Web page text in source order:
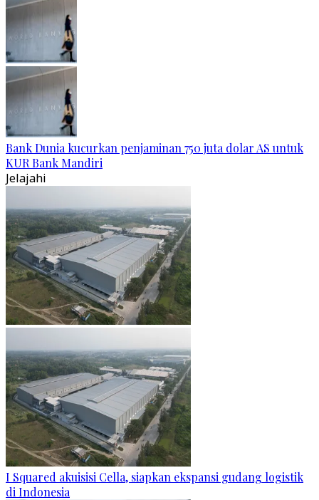
Bank Dunia kucurkan penjaminan 750 juta dolar AS untuk
KUR Bank Mandiri
Jelajahi
I Squared akuisisi Cella, siapkan ekspansi gudang logistik
di Indonesia